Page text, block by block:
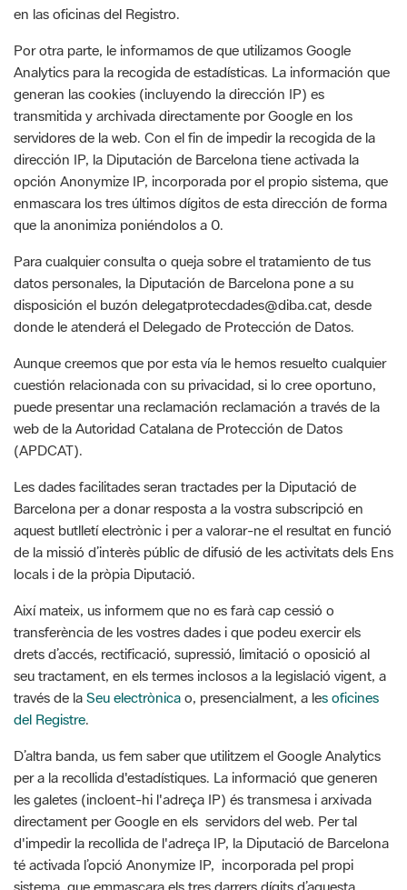
Por otra parte, le informamos de que utilizamos Google
Analytics para la recogida de estadísticas. La información que
generan las cookies (incluyendo la dirección IP) es
transmitida y archivada directamente por Google en los
servidores de la web. Con el fin de impedir la recogida de la
dirección IP, la Diputación de Barcelona tiene activada la
opción Anonymize IP, incorporada por el propio sistema, que
enmascara los tres últimos dígitos de esta dirección de forma
que la anonimiza poniéndolos a 0.
Para cualquier consulta o queja sobre el tratamiento de tus
datos personales, la Diputación de Barcelona pone a su
disposición el buzón delegatprotecdades@diba.cat, desde
donde le atenderá el Delegado de Protección de Datos.
Aunque creemos que por esta vía le hemos resuelto cualquier
cuestión relacionada con su privacidad, si lo cree oportuno,
puede presentar una reclamación reclamación a través de la
web de la Autoridad Catalana de Protección de Datos
(APDCAT).
Les dades facilitades seran tractades per la Diputació de
Barcelona per a donar resposta a la vostra subscripció en
aquest butlletí electrònic i per a valorar-ne el resultat en funció
de la missió d’interès públic de difusió de les activitats dels Ens
locals i de la pròpia Diputació.
Així mateix, us informem que no es farà cap cessió o
transferència de les vostres dades i que podeu exercir els
drets d’accés, rectificació, supressió, limitació o oposició al
seu tractament, en els termes inclosos a la legislació vigent, a
través de laSeu electrònicao, presencialment, a les oficines
del Registre.
D’altra banda, us fem saber que utilitzem el Google Analytics
per a la recollida d'estadístiques. La informació que generen
les galetes (incloent-hi l'adreça IP) és transmesa i arxivada
directament per Google en els servidors del web. Per tal
d'impedir la recollida de l'adreça IP, la Diputació de Barcelona
té activada l’opció Anonymize IP, incorporada pel propi
sistema, que emmascara els tres darrers dígits d’aquesta
adreça de manera que l'anonimitza posant-los a 0.